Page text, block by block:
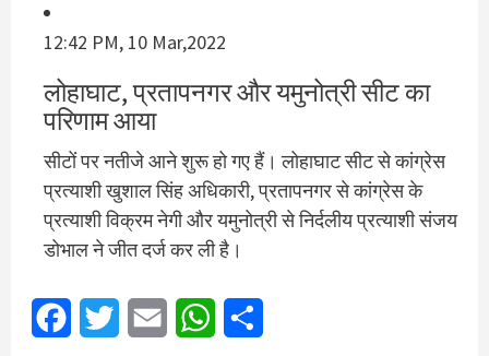
12:42 PM, 10 Mar,2022
लोहाघाट, प्रतापनगर और यमुनोत्री सीट का
परिणाम आया
सीटों पर नतीजे आने शुरू हो गए हैं। लोहाघाट सीट से कांग्रेस
प्रत्‍याशी खुशाल सिंह अधिकारी, प्रतापनगर से कांग्रेस के
प्रत्‍याशी विक्रम नेगी और यमुनोत्री से निर्दलीय प्रत्‍याशी संजय
डोभाल ने जीत दर्ज कर ली है।
FacebookTwitter Email WhatsApp